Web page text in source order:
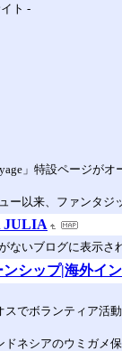
ト -
」特設ページがオ
ー以来、ファンタジ
JULIA
ないブログに表示さ
シップ|海外イ
スでボランティア活
ドネシアのウミガメ